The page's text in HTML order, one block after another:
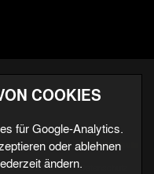
Profis
Mannschaft &
Fußballschule
Datenschutz
COOKIES
für Google-Analytics.
oder ablehnen
ändern.